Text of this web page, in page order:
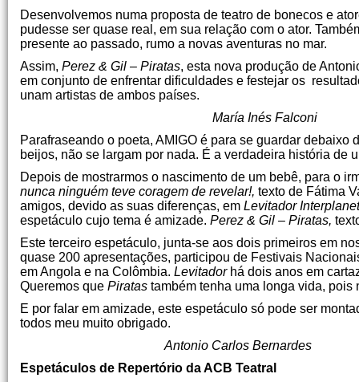
Desenvolvemos numa proposta de teatro de bonecos e
pudesse ser quase real, em sua relação com o ator.
presente ao passado, rumo a novas aventuras no mar.
Assim, Perez & Gil – Piratas, esta nova produção de
em conjunto de enfrentar dificuldades e festejar os
unam artistas de
María Inés Falconi
Parafraseando o poeta, AMIGO é para se guardar
beijos, não se largam por nada. É a verdadeira história de
Depois de mostrarmos o nascimento de um bebê, para o
nunca ninguém teve coragem de revelar!, texto de Fátima
amigos, devido as suas diferenças, em Levitador
espetáculo cujo tema é amizade. Perez & Gil – Piratas,
Este terceiro espetáculo, junta-se aos dois primeiros em
quase 200 apresentações, participou de Festivais
em Angola e na Colômbia. Levitadorhá dois anos em
Queremos que Piratas também tenha uma longa vida,
E por falar em amizade, este espetáculo só pode ser
todos meu
Antonio Carlos Bernardes
Espetáculos de Repertório da ACB Teatral